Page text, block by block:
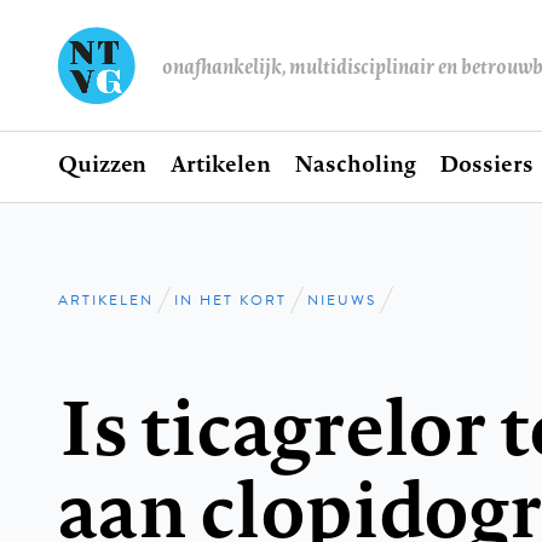
onafhankelijk, multidisciplinair en
Hoofdnavigatie
Home
Quizzen Artikelen Nascholing Dossiers
Kruimelpad
ARTIKELEN IN HET KORT NIEUWS
Is ticagrelor
aan